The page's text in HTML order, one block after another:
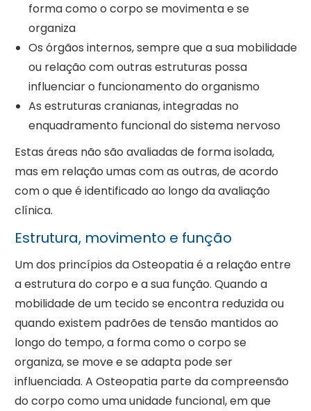
forma como o corpo se movimenta e se
organiza
Os órgãos internos, sempre que a sua mobilidade
ou relação com outras estruturas possa
influenciar o funcionamento do organismo
As estruturas cranianas, integradas no
enquadramento funcional do sistema nervoso
Estas áreas não são avaliadas de forma isolada,
mas em relação umas com as outras, de acordo
com o que é identificado ao longo da avaliação
clínica.
Estrutura, movimento e função
Um dos princípios da Osteopatia é a relação entre
a estrutura do corpo e a sua função. Quando a
mobilidade de um tecido se encontra reduzida ou
quando existem padrões de tensão mantidos ao
longo do tempo, a forma como o corpo se
organiza, se move e se adapta pode ser
influenciada. A Osteopatia parte da compreensão
do corpo como uma unidade funcional, em que